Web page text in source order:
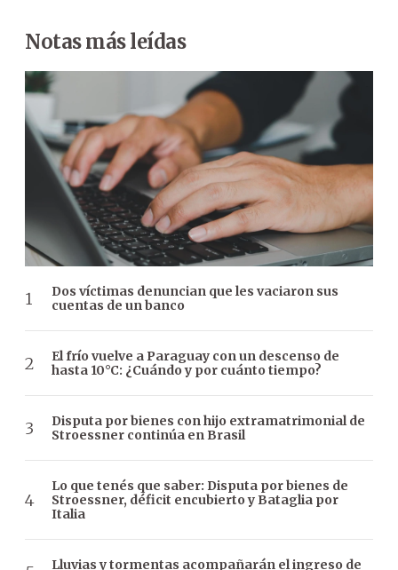
Notas más leídas
Dos víctimas denuncian que les vaciaron sus
cuentas de un banco
El frío vuelve a Paraguay con un descenso de
hasta 10°C: ¿Cuándo y por cuánto tiempo?
Disputa por bienes con hijo extramatrimonial de
Stroessner continúa en Brasil
Lo que tenés que saber: Disputa por bienes de
Stroessner, déficit encubierto y Bataglia por
Italia
Lluvias y tormentas acompañarán el ingreso de